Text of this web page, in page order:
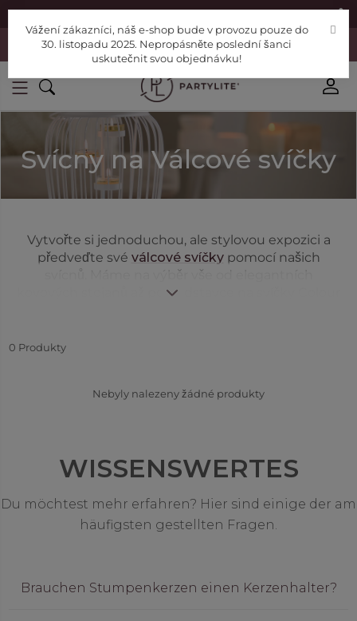
|
Vážení zákazníci, náš e-shop bude v provozu pouze do 30. listopadu
2025. Nepropásněte poslední šanci uskutečnit svou objednávku!
Svícny na Válcové svíčky
Vytvořte si jednoduchou, ale stylovou expozici a
předveďte své válcové svíčkypomocí našich
svícnů. Máme na výběr vše od elegantních
kovových stojanů až po podstavce na svíčky Colour
0 Produkty
Nebyly nalezeny žádné produkty
WISSENSWERTES
Du möchtest mehr erfahren? Hier sind einige der am
häufigsten gestellten Fragen.
Brauchen Stumpenkerzen einen Kerzenhalter?
Vážení zákazníci, náš e-shop bude v provozu pouze do
30. listopadu 2025. Nepropásněte poslední šanci
uskutečnit svou objednávku!